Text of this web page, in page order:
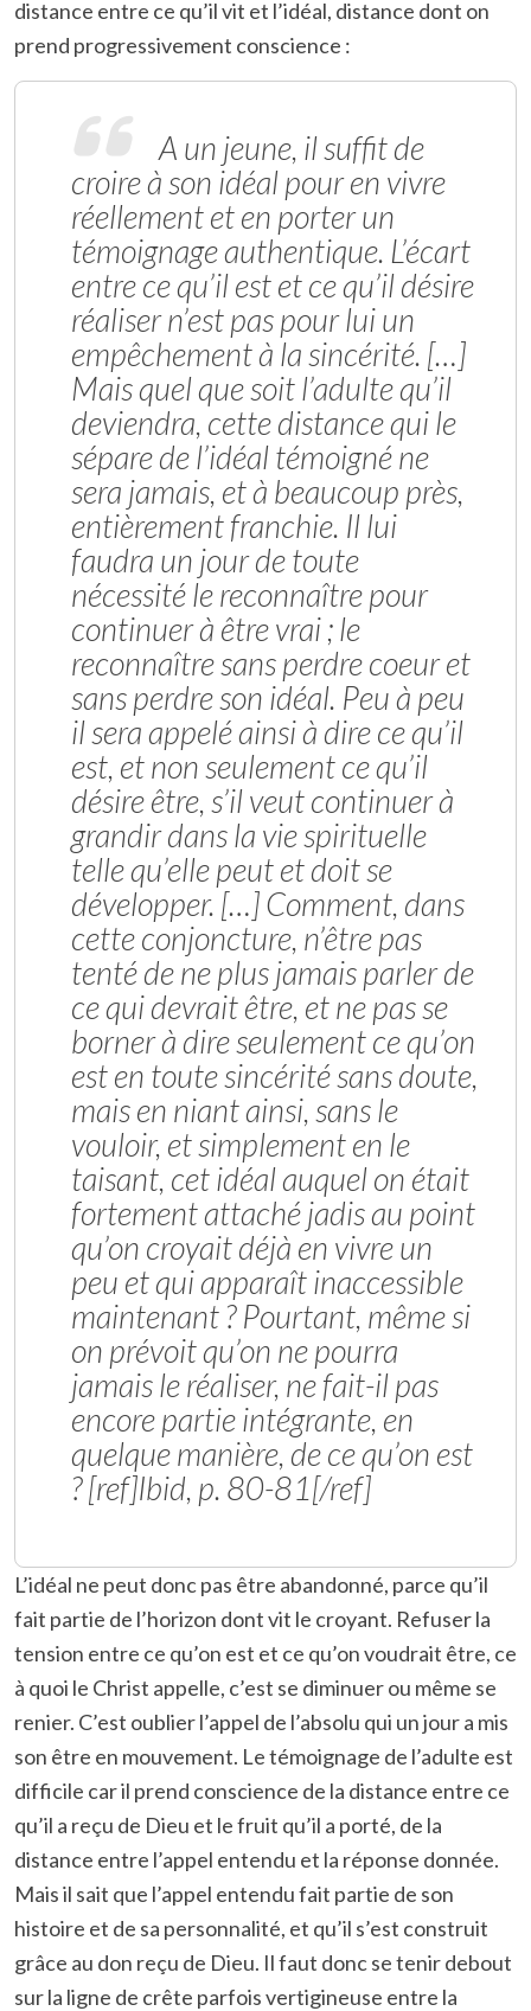
distance entre ce qu’il vit et l’idéal, distance dont on
prend progressivement conscience :
A un jeune, il suffit de
croire à son idéal pour en vivre
réellement et en porter un
témoignage authentique. L’écart
entre ce qu’il est et ce qu’il désire
réaliser n’est pas pour lui un
empêchement à la sincérité. […]
Mais quel que soit l’adulte qu’il
deviendra, cette distance qui le
sépare de l’idéal témoigné ne
sera jamais, et à beaucoup près,
entièrement franchie. Il lui
faudra un jour de toute
nécessité le reconnaître pour
continuer à être vrai ; le
reconnaître sans perdre coeur et
sans perdre son idéal. Peu à peu
il sera appelé ainsi à dire ce qu’il
est, et non seulement ce qu’il
désire être, s’il veut continuer à
grandir dans la vie spirituelle
telle qu’elle peut et doit se
développer. […] Comment, dans
cette conjoncture, n’être pas
tenté de ne plus jamais parler de
ce qui devrait être, et ne pas se
borner à dire seulement ce qu’on
est en toute sincérité sans doute,
mais en niant ainsi, sans le
vouloir, et simplement en le
taisant, cet idéal auquel on était
fortement attaché jadis au point
qu’on croyait déjà en vivre un
peu et qui apparaît inaccessible
maintenant ? Pourtant, même si
on prévoit qu’on ne pourra
jamais le réaliser, ne fait-il pas
encore partie intégrante, en
quelque manière, de ce qu’on est
? [ref]Ibid, p. 80-81[/ref]
L’idéal ne peut donc pas être abandonné, parce qu’il
fait partie de l’horizon dont vit le croyant. Refuser la
tension entre ce qu’on est et ce qu’on voudrait être, ce
à quoi le Christ appelle, c’est se diminuer ou même se
renier. C’est oublier l’appel de l’absolu qui un jour a mis
son être en mouvement. Le témoignage de l’adulte est
difficile car il prend conscience de la distance entre ce
qu’il a reçu de Dieu et le fruit qu’il a porté, de la
distance entre l’appel entendu et la réponse donnée.
Mais il sait que l’appel entendu fait partie de son
histoire et de sa personnalité, et qu’il s’est construit
grâce au don reçu de Dieu. Il faut donc se tenir debout
sur la ligne de crête parfois vertigineuse entre la